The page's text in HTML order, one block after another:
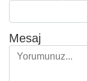
Mesaj